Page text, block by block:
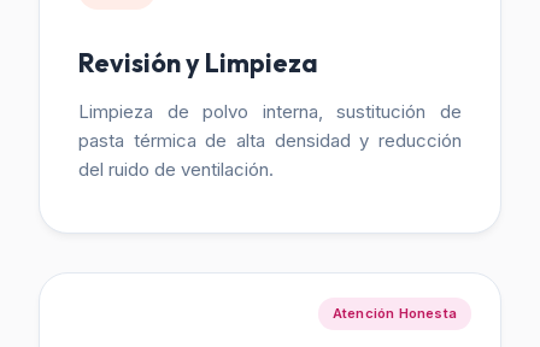
Revisión y Limpieza
Limpieza de polvo interna, sustitución de
pasta térmica de alta densidad y reducción
del ruido de ventilación.
Atención Honesta